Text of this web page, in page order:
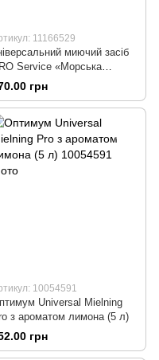
11166529
миючий засіб
Service «Морська
(5 л)
грн
10054591
Universal Mielning
з ароматом лимона (5 л)
грн